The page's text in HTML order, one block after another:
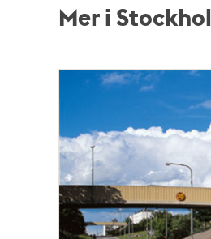
Mer i
teman